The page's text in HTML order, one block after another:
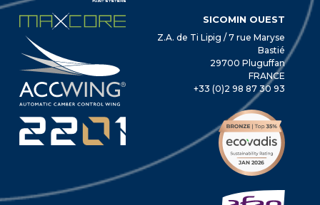
SICOMIN OUEST
Z.A. de Ti Lipig / 7 rue Maryse
Bastié
29700 Pluguffan
FRANCE
+33 (0)2 98 87 30 93